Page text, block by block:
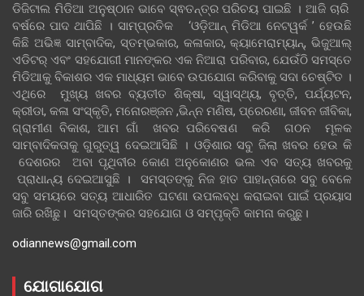
ଡିଜିଟାଲ ମିଡିଆ ଅନୁଷ୍ଠାନ ଭାବେ ସ୍ଵତନ୍ତ୍ର ପରିଚୟ ପାଇଛି । ଆଜି ଚାରି
ବର୍ଷରେ ପାଦ ଥାପିଛି । ସାମ୍ପ୍ରତିକ ‘ଓଡ଼ିଆନ୍‍ ମିଡିଆ ନେଟୱର୍କ ’ ହେଉଛି
କିଛି ଅଭିଜ୍ଞ ସାମ୍ବାଦିକ, ସ୍ତମ୍ଭକାର, କଳାକାର, କ୍ୟାମେରାମ୍ୟାନ୍, ଭିଜୁଆଲ୍
ଏଡିଟର୍ ଏବଂ ସହଯୋଗୀ ମାନଙ୍କର ଏକ ନିଆରା ପରିବାର, ଯେଉଁଠି ସମସ୍ତେ
ମିଡିଆକୁ ବିକାଶର ଏକ ମାଧ୍ୟମ ଭାବେ ଉପଯୋଗ କରିବାକୁ ସଦା ଚେଷ୍ଟିତ ।
ଏଥିରେ ମୁଖ୍ୟ ଖବର ବ୍ୟତୀତ ଶିକ୍ଷା, ସ୍ୱାସ୍ଥ୍ୟ, ବୃତ୍ତି, ପର୍ଯ୍ୟଟନ,
କ୍ରୀଡା, କଳା ସଂସ୍କୃତି, ମନୋରଞ୍ଜନ ,ଭିନ୍ନ ମଣିଷ, ପ୍ରେରଣା, ଜୀବନ ଜୀବିକା,
ଗ୍ରାମୀଣ ବିକାଶ, ଆମ ଗାଁ ଖବର ପରିବେଷଣ କରି ଗଠନ ମୂଳକ
ସାମ୍ବାଦିକତାକୁ ଗୁରୁତ୍ୱ ଦେଇଆସିଛି । ଓଡ଼ିଶାର ସବୁ ଜିଲା ଖବର ହେଉ କି
ଦେଶରର ଅବା ପୃଥିବୀର କୋଣ ଅନୁକୋଣର ଭଲ ଏବ ସତ୍ୟ ଖବରକୁ
ପ୍ରାଧାନ୍ୟ ଦେଇଆସୁଛି । ସମସ୍ତଙ୍କୁ ନିଜ ହାତ ପାହାନ୍ତାରେ ସବୁ ବେଳେ
ସବୁ ସମୟରେ ସତ୍ୟ ଆଧାରିତ ଘଟଣା ଉପଲବ୍ଧ କରାଇବା ପାଇଁ ପ୍ରୟାସ
ଜାରି ରଖିଛୁ। ସମସ୍ତଙ୍କର ସହଯୋଗ ଓ ସମ୍ପୃକ୍ତି କାମନା କରୁଛୁ।
odiannews@gmail.com
ଯୋଗାଯୋଗ